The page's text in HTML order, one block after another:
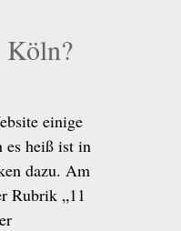
Köln?
einige
es heiß ist in
dazu. Am
Rubrik „11